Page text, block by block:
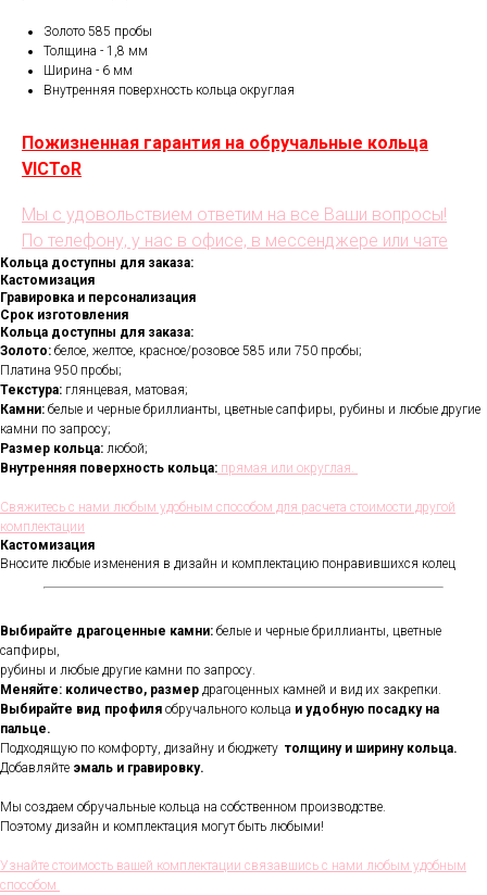
Золото 585 пробы
Толщина - 1,8 мм
Ширина - 6 мм
Внутренняя поверхность кольца округлая
Пожизненная гарантия на обручальные кольца
VICToR
Мы с удовольствием ответим на все Ваши вопросы!
По телефону, у нас в офисе, в мессенджере или чате
Кольца доступны для заказа:
Кастомизация
Гравировка и персонализация
Срок изготовления
Кольца доступны для заказа:
Золото: белое, желтое, красное/розовое 585 или 750 пробы;
Платина 950 пробы;
Текстура: глянцевая, матовая;
Камни: белые и черные бриллианты, цветные сапфиры, рубины и любые другие
камни по запросу;
Размер кольца: любой;
Внутренняя поверхность кольца: прямая или округлая.
Свяжитесь с нами любым удобным способом для расчета стоимости другой
комплектации
Кастомизация
Вносите любые изменения в дизайн и комплектацию понравившихся колец
Выбирайте драгоценные камни: белые и черные бриллианты, цветные
сапфиры,
рубины и любые другие камни по запросу.
Меняйте: количество, размер драгоценных камней и вид их закрепки.
Выбирайте вид профиля обручального кольца и удобную посадку на
пальце.
Подходящую по комфорту, дизайну и бюджету толщину и ширину кольца.
Добавляйте эмаль и гравировку.
Мы создаем обручальные кольца на собственном производстве.
Поэтому дизайн и комплектация могут быть любыми!
Узнайте стоимость вашей комплектации связавшись с нами любым удобным
способом